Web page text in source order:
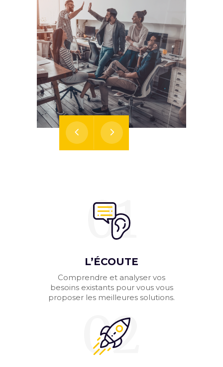
L’ÉCOUTE
01
Comprendre et analyser vos
besoins existants pour vous vous
proposer les meilleures solutions.
02